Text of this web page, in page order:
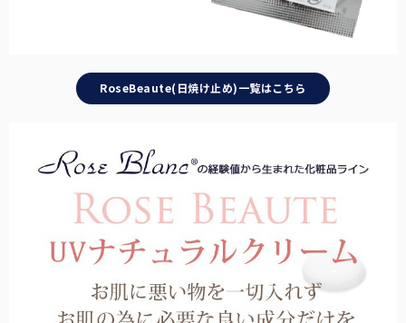
男性にもお使いいただける、折りたたみ日傘の特大サイズ。
パゴダ
「仏塔」をモチーフにした小さめで可愛らしい印象のシルエット。
髪型を崩さずにお顔周りをしっかり遮光する、バイザータイプの遮光
ネック/アームカバー
オーバーサングラス
普段お使いの眼鏡の上から、サッとかけるだけで紫外線をカット。
その他雑貨
アクセサリーや小物類などの便利な雑貨。
RoseBeaute(日焼け止め)一覧はこちら